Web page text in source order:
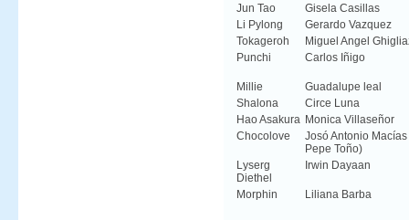
Jun Tao
Gisela Casillas
Li Pylong
Gerardo Vazquez
Tokageroh
Miguel Angel
Punchi
Carlos Iñigo
Millie
Guadalupe leal
Shalona
Circe Luna
Hao Asakura Monica Villaseñor
Chocolove
Josó Antonio
Pepe Toño)
Lyserg
Diethel
Irwin Dayaan
Morphin Liliana Barba